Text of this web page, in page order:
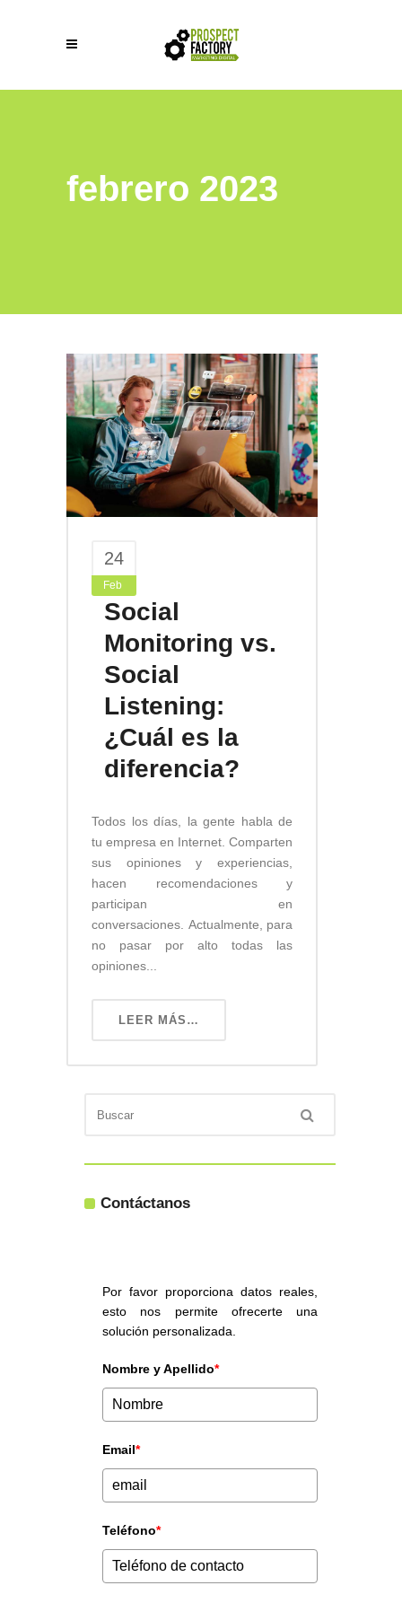
febrero 2023
24
Feb
Social
Monitoring vs.
Social
Listening:
¿Cuál es la
diferencia?
Todos los días, la gente habla de
tu empresa en Internet. Comparten
sus opiniones y experiencias,
hacen recomendaciones y
participan en
conversaciones. Actualmente, para
no pasar por alto todas las
opiniones...
LEER MÁS…
Contáctanos
Por favor proporciona datos reales,
esto nos permite ofrecerte una
solución personalizada.
Nombre y Apellido*
Email*
Teléfono*